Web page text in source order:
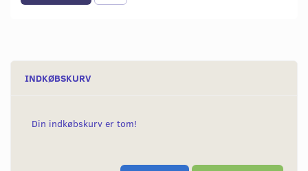
INDKØBSKURV
Din indkøbskurv er tom!